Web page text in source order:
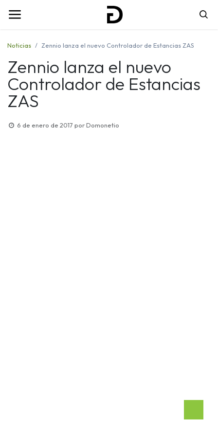
Noticias Zennio lanza el nuevo Controlador de Estancias ZAS
Zennio lanza el nuevo
Controlador de Estancias
ZAS
6 de enero de 2017 porDomonetio